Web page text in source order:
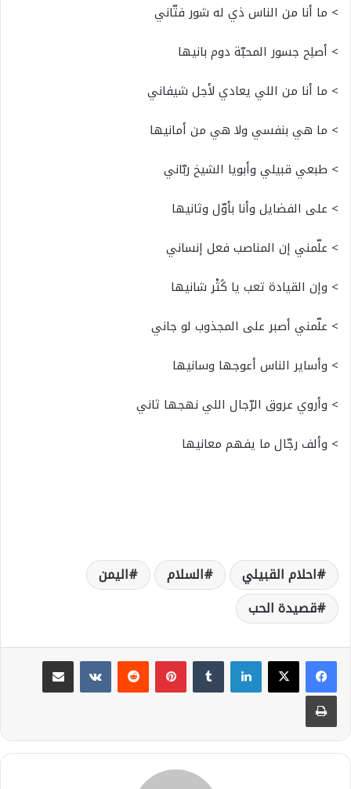
> ما أنا من الناس ذي له شور فتّاني
> أصلِح جسور المحبّة دوم بانيها
> ما أنا من اللي يعادي لأجل شيفاني
> ما هي بنفسي ولا هي من أمانيها
> طبعي قبيلي وأبويا الشيخ ربّاني
> على الفضايل وأنا بأوّل وثانيها
> علّمني إن المناصب فعل إنساني
> وإن القيادة تعب يا كُثْر شانيها
> علّمني أصبر على المجذوب لو جاني
> وأساير الناس أعوجها وسانيها
> وأروي عروق الرّجال اللي نهجها ثاني
> وألف رجّال ما يفهم معانيها
احلام القبيلي السلام
اليمن
قصيدة الحب
لينكدإن بينتيريست
مشاركة عبر البريد
طباعة